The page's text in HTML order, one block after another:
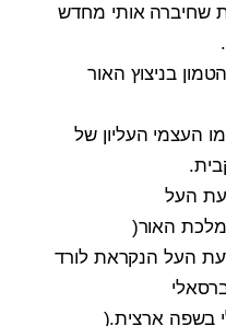
התגלות שחיברה אותי מחדש
בניצוץ האור
העצמי העליון של
העל
מלכת האור)
העל הנקראת לורד
בשפה ארצית).